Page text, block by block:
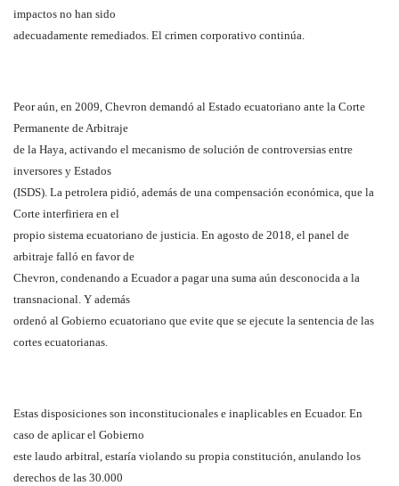
impactos no han sido
adecuadamente remediados. El crimen corporativo continúa.
Peor aún, en 2009, Chevron demandó al Estado ecuatoriano ante la Corte
Permanente de Arbitraje
de la Haya, activando el mecanismo de solución de controversias entre
inversores y Estados
(ISDS). La petrolera pidió, además de una compensación económica, que la
Corte interfiriera en el
propio sistema ecuatoriano de justicia. En agosto de 2018, el panel de
arbitraje falló en favor de
Chevron, condenando a Ecuador a pagar una suma aún desconocida a la
transnacional. Y además
ordenó al Gobierno ecuatoriano que evite que se ejecute la sentencia de las
cortes ecuatorianas.
Estas disposiciones son inconstitucionales e inaplicables en Ecuador. En
caso de aplicar el Gobierno
este laudo arbitral, estaría violando su propia constitución, anulando los
derechos de las 30.000